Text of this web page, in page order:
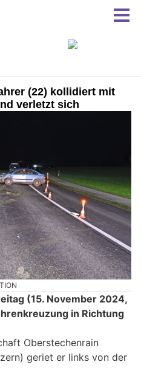
(22) kollidiert mit
verletzt sich
(15. November 2024,
in Richtung
Oberstechenrain
geriet er links von der